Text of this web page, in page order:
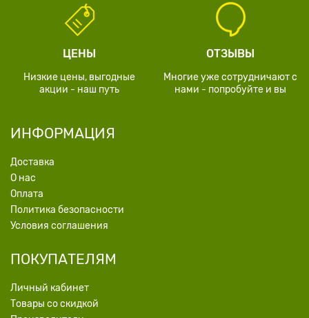
ЦЕНЫ
Низкие цены, выгодные
акции - наш путь
ОТЗЫВЫ
Многие уже сотрудничают с
нами - попробуйте и вы
ИНФОРМАЦИЯ
Доставка
О нас
Оплата
Политика безопасности
Условия соглашения
ПОКУПАТЕЛЯМ
Личный кабинет
Товары со скидкой